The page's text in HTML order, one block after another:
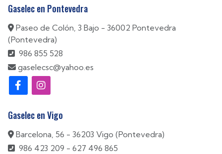
Gaselec en Pontevedra
Paseo de Colón, 3 Bajo - 36002 Pontevedra
(Pontevedra)
986 855 528
gaselecsc@yahoo.es
Gaselec en Vigo
Barcelona, 56 - 36203 Vigo (Pontevedra)
986 423 209 - 627 496 865